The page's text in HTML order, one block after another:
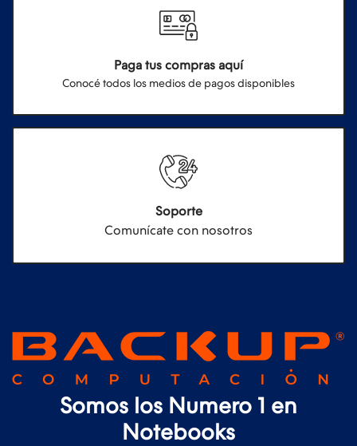
Paga tus compras aquí
Conocé todos los medios de pagos disponibles
Soporte
Comunícate con nosotros
Somos los Numero 1 en
Notebooks